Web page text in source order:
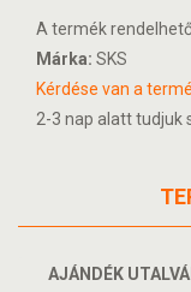
A termék
Márka: SKS
Kérdése van a
2-3 nap alatt tudjuk
AJÁNDÉK